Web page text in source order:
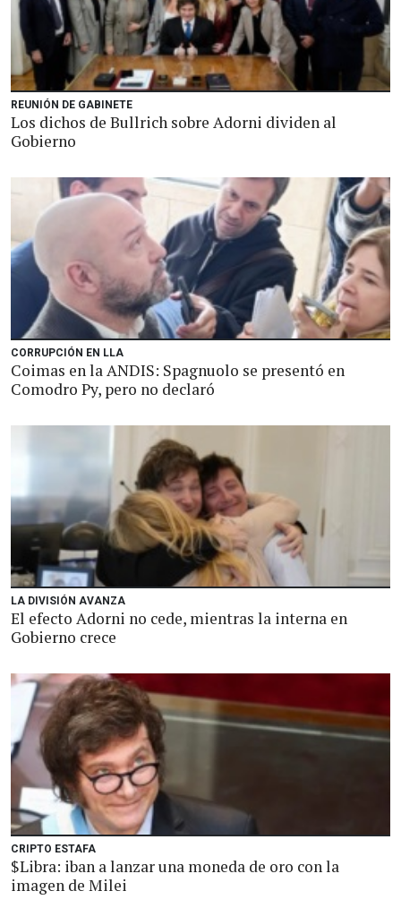
REUNIÓN DE GABINETE
Los dichos de Bullrich sobre Adorni dividen al
Gobierno
CORRUPCIÓN EN LLA
Coimas en la ANDIS: Spagnuolo se presentó en
Comodro Py, pero no declaró
LA DIVISIÓN AVANZA
El efecto Adorni no cede, mientras la interna en
Gobierno crece
CRIPTO ESTAFA
$Libra: iban a lanzar una moneda de oro con la
imagen de Milei